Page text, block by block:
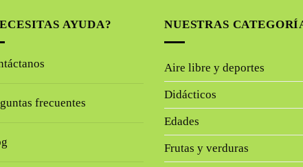
AYUDA?
frecuentes
NUESTRAS
Aire libre y deportes
Didácticos
Edades
Frutas y verduras